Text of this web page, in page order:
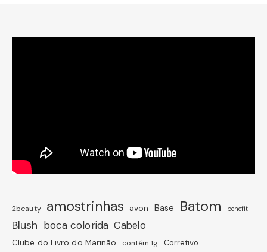
2beauty amostrinhas avon Base Batom benefit
Blush boca colorida Cabelo
Clube do Livro do Marinão contém 1g Corretivo